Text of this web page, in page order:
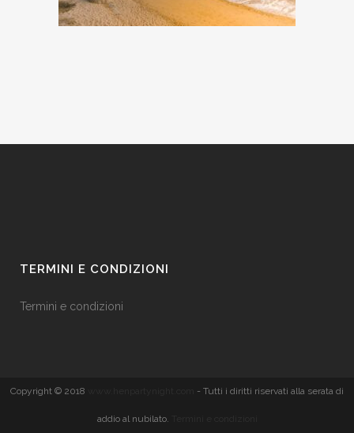
TERMINI E CONDIZIONI
Termini e condizioni
Copyright © 2018 - Tutti i diritti riservati alla serata di
addio al nubilato.